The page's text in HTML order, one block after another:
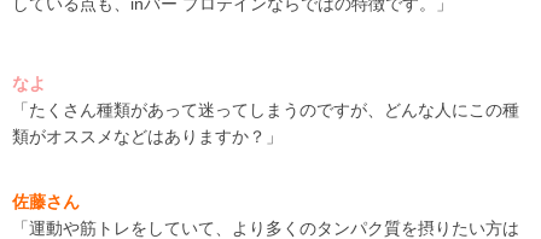
なよ
「たくさん種類があって迷ってしまうのですが、どんな人にこの種
類がオススメなどはありますか？」
佐藤さん
「運動や筋トレをしていて、より多くのタンパク質を摂りたい方は